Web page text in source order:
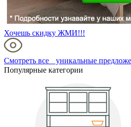
Хочешь скидку ЖМИ!!!
Смотреть все уникальные
Популярные категории